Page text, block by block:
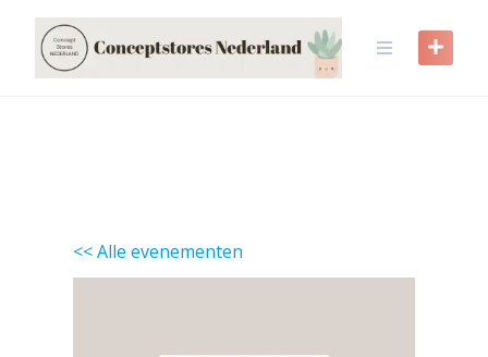
content
<< Alle evenementen